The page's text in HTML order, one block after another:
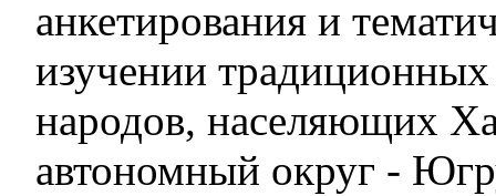
анкетирования и
изучении
народов, населяющих
автономный округ -